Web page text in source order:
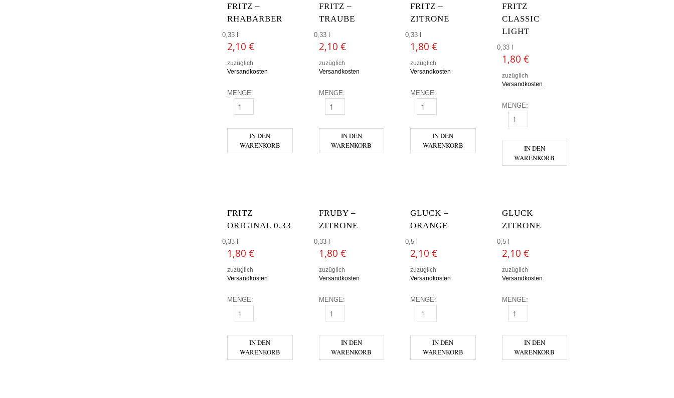
FRITZ –
RHABARBER
0,33 l
2,10 €
zuzüglich
Versandkosten
MENGE:
FRITZ - RHABARBER MENGE
IN DEN
WARENKORB
FRITZ –
TRAUBE
0,33 l
2,10 €
zuzüglich
Versandkosten
MENGE:
FRITZ - TRAUBE MENGE
IN DEN
WARENKORB
FRITZ –
ZITRONE
0,33 l
1,80 €
zuzüglich
Versandkosten
MENGE:
FRITZ - ZITRONE MENGE
IN DEN
WARENKORB
FRITZ
CLASSIC
LIGHT
0,33 l
1,80 €
zuzüglich
Versandkosten
MENGE:
FRITZ CLASSIC LIGHT MENGE
IN DEN
WARENKORB
FRITZ
ORIGINAL 0,33
0,33 l
1,80 €
zuzüglich
Versandkosten
MENGE:
FRITZ ORIGINAL 0,33 MENGE
IN DEN
WARENKORB
FRUBY –
ZITRONE
0,33 l
1,80 €
zuzüglich
Versandkosten
MENGE:
FRUBY - ZITRONE MENGE
IN DEN
WARENKORB
GLUCK –
ORANGE
0,5 l
2,10 €
zuzüglich
Versandkosten
MENGE:
GLUCK - ORANGE MENGE
IN DEN
WARENKORB
GLUCK
ZITRONE
0,5 l
2,10 €
zuzüglich
Versandkosten
MENGE:
GLUCK ZITRONE MENGE
IN DEN
WARENKORB